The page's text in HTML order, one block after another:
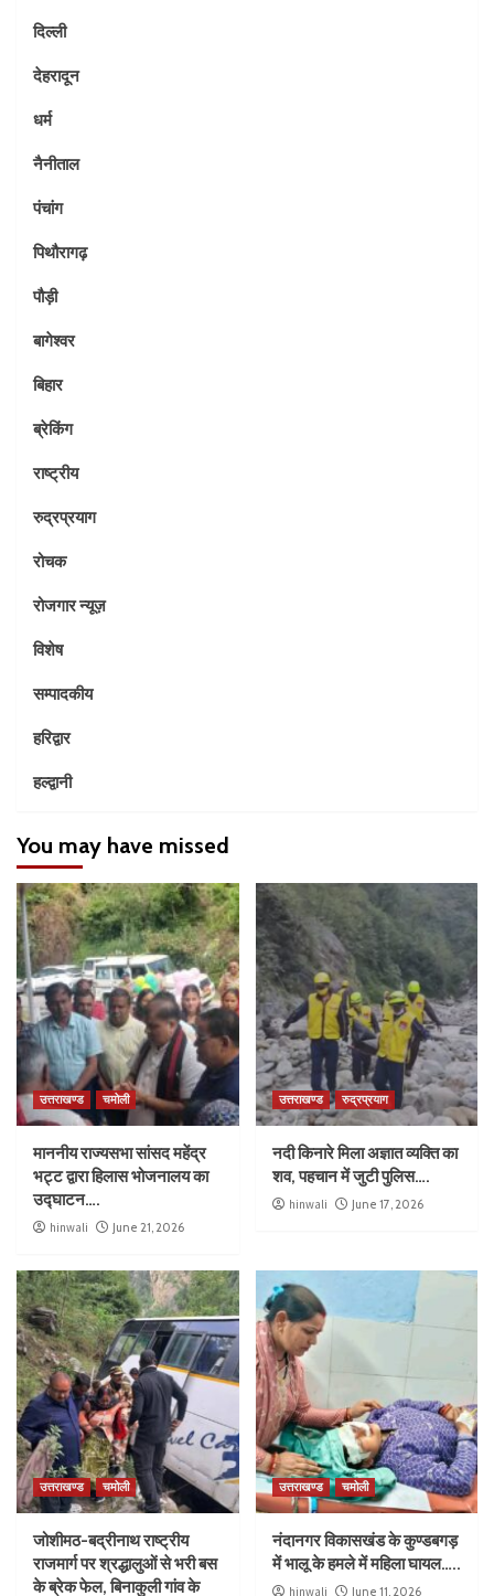
दिल्ली
देहरादून
धर्म
नैनीताल
पंचांग
पिथौरागढ़
पौड़ी
बागेश्वर
बिहार
ब्रेकिंग
राष्ट्रीय
रुद्रप्रयाग
रोचक
रोजगार न्यूज़
विशेष
सम्पादकीय
हरिद्वार
हल्द्वानी
You may have missed
उत्तराखण्ड चमोली
माननीय राज्यसभा सांसद महेंद्र
भट्ट द्वारा हिलास भोजनालय का
उद्घाटन….
hinwali June 21, 2026
उत्तराखण्ड रुद्रप्रयाग
नदी किनारे मिला अज्ञात व्यक्ति का
शव, पहचान में जुटी पुलिस….
hinwali June 17, 2026
उत्तराखण्ड चमोली
जोशीमठ-बद्रीनाथ राष्ट्रीय
राजमार्ग पर श्रद्धालुओं से भरी बस
के ब्रेक फेल, बिनाकुली गांव के
उत्तराखण्ड चमोली
नंदानगर विकासखंड के कुण्डबगड़
में भालू के हमले में महिला घायल…..
hinwali June 11, 2026